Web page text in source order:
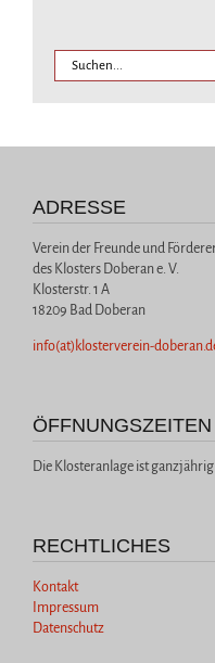
ADRESSE
Verein der Freunde und
des Klosters Doberan e. V.
Klosterstr. 1 A
18209 Bad Doberan
info(at)klosterverein-
ÖFFNUNGSZEITEN
Die Klosteranlage ist
RECHTLICHES
Kontakt
Impressum
Datenschutz